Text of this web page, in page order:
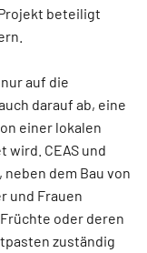
beteiligt
auf die
darauf ab, eine
einer lokalen
wird. CEAS und
dem Bau von
und Frauen
oder deren
zuständig